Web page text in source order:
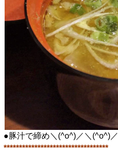
●豚汁で締め＼(^o^)／＼(^o^)／
**********************************